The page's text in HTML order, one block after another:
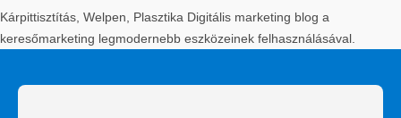
Kárpittisztítás, Welpen, Plasztika Digitális marketing blog a
keresőmarketing legmodernebb eszközeinek felhasználásával.